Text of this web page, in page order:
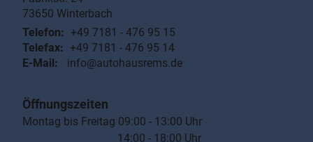
73650 Winterbach
Telefon: +49 7181 - 476 95 15
Telefax: +49 7181 - 476 95 14
E-Mail:
info@autohausrems.de
Öffnungszeiten
Montag bis Freitag 09:00 - 13:00 Uhr
14:00 - 18:00 Uhr